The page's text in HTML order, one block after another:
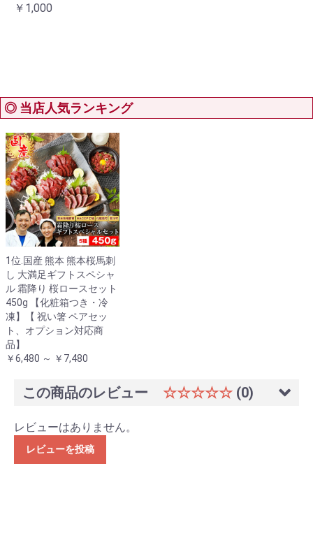
￥1,000
◎ 当店人気ランキング
1位.国産 熊本 熊本桜馬刺
し 大満足ギフトスペシャ
ル 霜降り 桜ロースセット
450g 【化粧箱つき・冷
凍】【 祝い箸 ペアセッ
ト、オプション対応商
品】
￥6,480 ～ ￥7,480
この商品のレビュー ☆☆☆☆☆ (0)
レビューはありません。
レビューを投稿